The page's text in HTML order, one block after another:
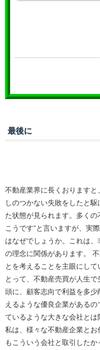
最後に
不動産業界に長くおります
しのつかない失敗をしたと
た状態が見られます。多く
こうです”と言いますが、実
はなぜでしょうか。これは
の理念に関係があります。
とを考えることを主眼にし
とって、不動産売買が人生
頭に、顧客志向で利益を多
えるような優良企業がある
ているような大きな会社とは
私は、様々な不動産企業と
もこういう会社と取引した